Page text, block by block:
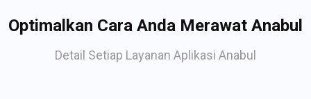
Optimalkan Cara Anda Merawat Anabul
Detail Setiap Layanan Aplikasi Anabul